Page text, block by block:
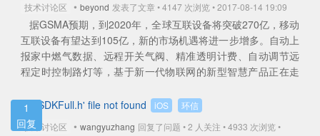
技术讨论区 • beyond 发表了文章 • 4147 次浏览 • 2017-08-14 19:09
据GSMA预期，到2020年，全球互联设备将突破270亿，移动
互联设备有望达到105亿，新的市场机遇将进一步增多。自动上
报家中燃气数据、远程开关气阀、精准透明计费、自动调节远
程定时控制路灯等，基于新一代物联网的新型智慧产品正在走
1
回复
'EMSDKFull.h' file not found iOS
环信
技术讨论区
• wangyuzhang 回复了问题 • 2 人关注 •4933 次浏览 •